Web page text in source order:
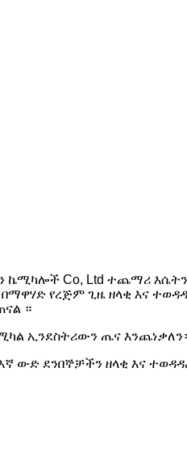
ኬሚካሎች Co, Ltd ተጨማሪ
የረጅም ጊዜ ዘላቂ እና
።
ኢንደስትሪውን ጤና
ውድ ደንበኞቻችን ዘላቂ እና